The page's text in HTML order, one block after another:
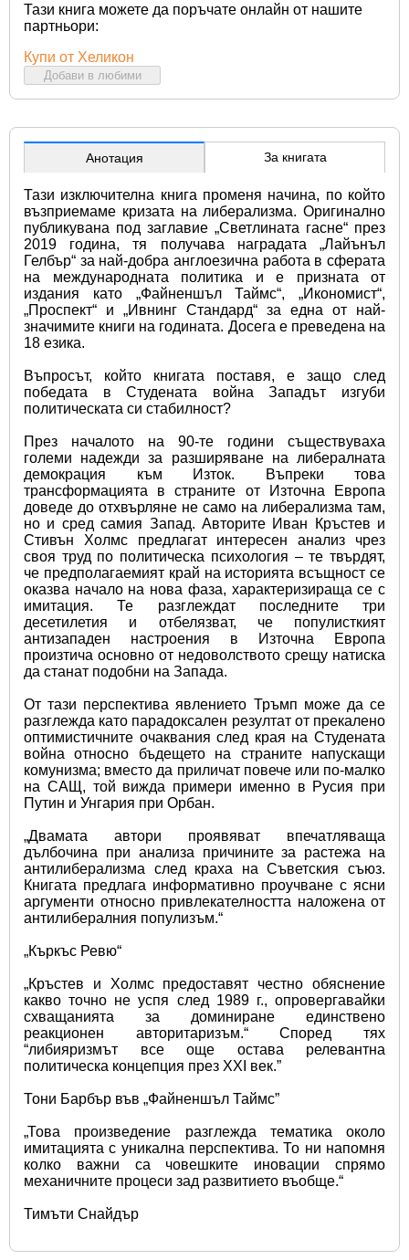
Тази книга можете да поръчате онлайн от нашите
партньори:
Купи от Хеликон
Добави в любими
Анотация За книгата
Тази изключителна книга променя начина, по който
възприемаме кризата на либерализма. Оригинално
публикувана под заглавие „Светлината гасне“ през
2019 година, тя получава наградата „Лайънъл
Гелбър“ за най-добра англоезична работа в сферата
на международната политика и е призната от
издания като „Файненшъл Таймс“, „Икономист“,
„Проспект“ и „Ивнинг Стандард“ за една от най-
значимите книги на годината. Досега е преведена на
18 езика.
Въпросът, който книгата поставя, е защо след
победата в Студената война Западът изгуби
политическата си стабилност?
През началото на 90-те години съществуваха
големи надежди за разширяване на либералната
демокрация към Изток. Въпреки това
трансформацията в страните от Източна Европа
доведе до отхвърляне не само на либерализма там,
но и сред самия Запад. Авторите Иван Кръстев и
Стивън Холмс предлагат интересен анализ чрез
своя труд по политическа психология – те твърдят,
че предполагаемият край на историята всъщност се
оказва начало на нова фаза, характеризираща се с
имитация. Те разглеждат последните три
десетилетия и отбелязват, че популисткият
антизападен настроения в Източна Европа
произтича основно от недоволството срещу натиска
да станат подобни на Запада.
От тази перспектива явлението Тръмп може да се
разглежда като парадоксален резултат от прекалено
оптимистичните очаквания след края на Студената
война относно бъдещето на страните напускащи
комунизма; вместо да приличат повече или по-малко
нa САЩ, той вижда примери именно в Русия при
Путин и Унгария при Орбан.
„Двамата автори проявяват впечатляваща
дълбочина при анализа причините за растежа на
антилиберализма след краха на Съветския съюз.
Книгата предлага информативно проучване с ясни
аргументи относно привлекателността наложена от
антилибералния популизъм.“
„Къркъс Ревю“
„Кръстев и Холмс предоставят честно обяснение
какво точно не успя след 1989 г., опровергавайки
схващанията за доминиране единствено
реакционен авторитаризъм.“ Според тях
“либияризмът все още остава релевантна
политическа концепция през XXI век.”
Тони Барбър във „Файненшъл Таймс”
„Това произведение разглежда тематика около
имитацията с уникална перспектива. То ни напомня
колко важни са човешките иновации спрямо
механичните процеси зад развитието въобще.“
Тимъти Снайдър